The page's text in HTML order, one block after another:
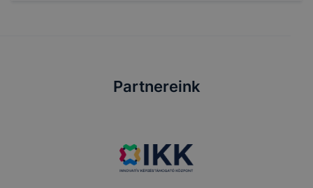
Partnereink